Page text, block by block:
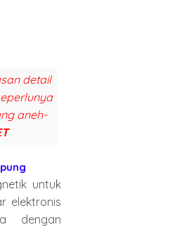
detail
aneh-
untuk
elektronis
dengan